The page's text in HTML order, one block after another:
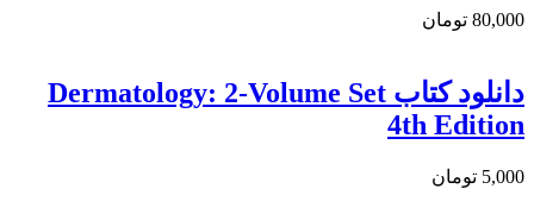
80,000 تومان
دانلود کتاب Dermatology: 2-Volume Set
4th Edition
5,000 تومان